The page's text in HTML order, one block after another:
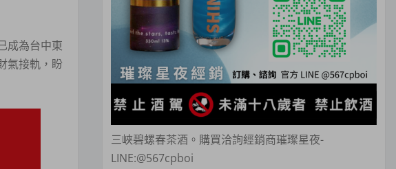
成為台中東
氣接軌，盼
三峽碧螺春茶酒。購買洽詢經銷商璀璨星夜-
LINE:@567cpboi